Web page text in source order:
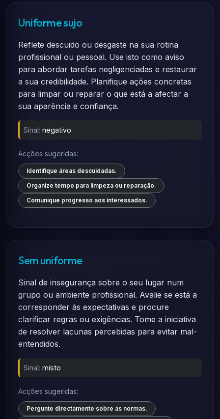
Uniforme sujo
Reflete descuido ou desgaste na sua rotina
profissional ou pessoal. Use isto como aviso
para abordar tarefas negligenciadas e restaurar
a sua credibilidade. Planifique ações concretas
para limpar ou reparar o que está a afectar a
sua aparência e confiança.
Sinal: negativo
Acções sugeridas:
Identifique áreas descuidadas.
Organize tempo para limpeza ou reparação.
Comunique progresso aos interessados.
Sem uniforme
Sinal de insegurança sobre o seu lugar num
grupo ou ambiente profissional. Avalie se está a
corresponder às expectativas e procure
clarificar regras ou exigências. Tome a iniciativa
de resolver lacunas percebidas para evitar mal-
entendidos.
Sinal: misto
Acções sugeridas:
Pergunte directamente sobre as normas.